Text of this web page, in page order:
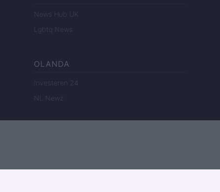
News Hub UK
Lgbtq News
OLANDA
Investeren 24
NL Newz